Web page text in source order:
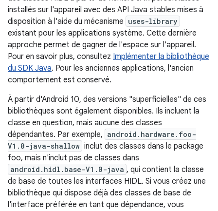
installés sur l'appareil avec des API Java stables mises à
disposition à l'aide du mécanisme uses-library
existant pour les applications système. Cette dernière
approche permet de gagner de l'espace sur l'appareil.
Pour en savoir plus, consultez Implémenter la bibliothèque
du SDK Java. Pour les anciennes applications, l'ancien
comportement est conservé.
À partir d'Android 10, des versions "superficielles" de ces
bibliothèques sont également disponibles. Ils incluent la
classe en question, mais aucune des classes
dépendantes. Par exemple, android.hardware.foo-
V1.0-java-shallow inclut des classes dans le package
foo, mais n'inclut pas de classes dans
android.hidl.base-V1.0-java , qui contient la classe
de base de toutes les interfaces HIDL. Si vous créez une
bibliothèque qui dispose déjà des classes de base de
l'interface préférée en tant que dépendance, vous